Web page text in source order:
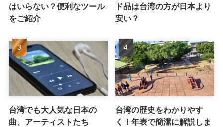
はいらない？便利なツール
をご紹介
ド品は台湾の方が日本より
安い？
台湾でも大人気な日本の
曲、アーティストたち
台湾の歴史をわかりやす
く！年表で簡潔に解説しま